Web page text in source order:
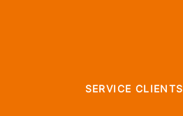
SERVICE CLIENTS